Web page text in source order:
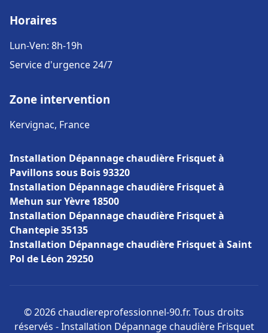
Horaires
Lun-Ven: 8h-19h
Service d'urgence 24/7
Zone intervention
Kervignac, France
Installation Dépannage chaudière Frisquet à
Pavillons sous Bois 93320
Installation Dépannage chaudière Frisquet à
Mehun sur Yèvre 18500
Installation Dépannage chaudière Frisquet à
Chantepie 35135
Installation Dépannage chaudière Frisquet à Saint
Pol de Léon 29250
© 2026 chaudiereprofessionnel-90.fr. Tous droits
réservés - Installation Dépannage chaudière Frisquet